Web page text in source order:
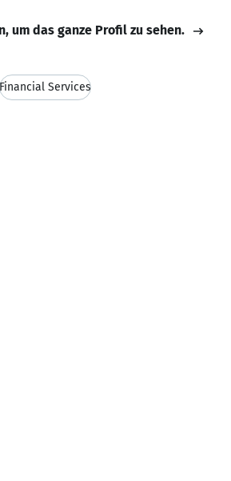
um das ganze Profil zu sehen.
Financial Services